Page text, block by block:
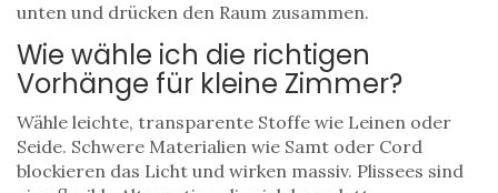
unten und drücken den Raum zusammen.
Wie wähle ich die richtigen
Vorhänge für kleine Zimmer?
Wähle leichte, transparente Stoffe wie Leinen oder
Seide. Schwere Materialien wie Samt oder Cord
blockieren das Licht und wirken massiv. Plissees sind